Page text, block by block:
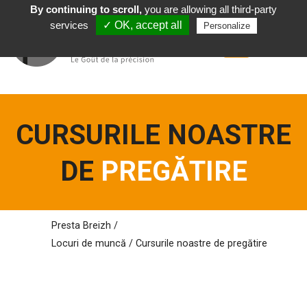
Română
CURSURILE NOASTRE
DE PREGĂTIRE
Presta Breizh /
Locuri de muncă / Cursurile noastre de pregătire
By continuing to scroll,you are allowing all third-party
services
✓ OK, accept all Personalize